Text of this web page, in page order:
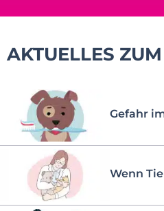
AKTUELLES
Gefahr
Wenn